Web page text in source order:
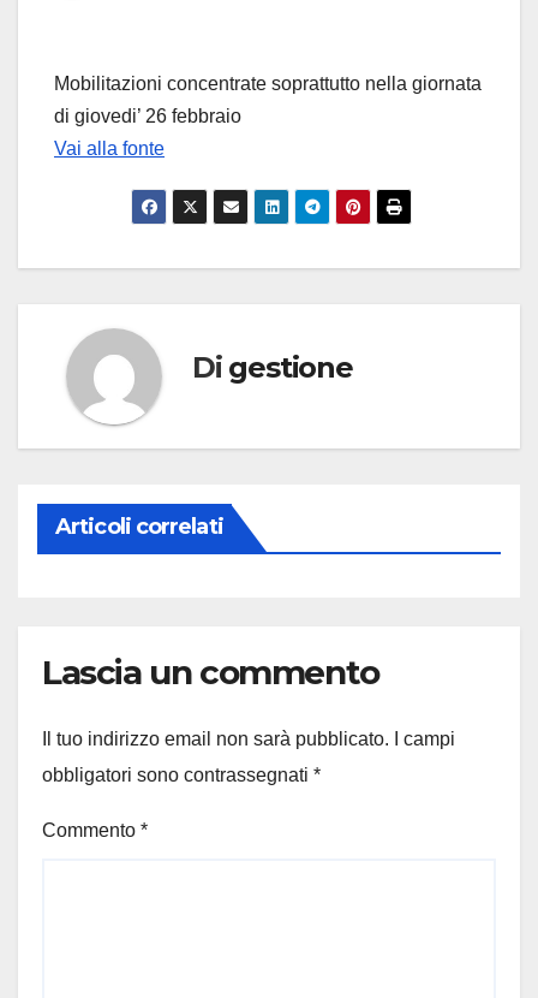
Mobilitazioni concentrate soprattutto nella giornata
di giovedi’ 26 febbraio
Vai alla fonte
Di gestione
Articoli correlati
Lascia un commento
Il tuo indirizzo email non sarà pubblicato.
I campi
obbligatori sono contrassegnati *
Commento *